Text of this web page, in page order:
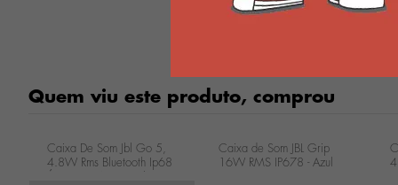
Quem viu este produto, comprou
Caixa De Som Jbl Go 5,
4.8W Rms Bluetooth Ip68
Caixa de Som JBL Grip
16W RMS IP678 - Azul
4